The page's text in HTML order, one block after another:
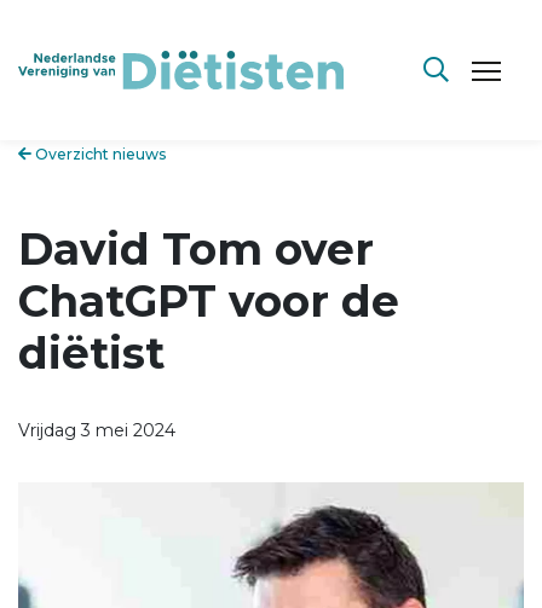
Overzicht nieuws
David Tom over
ChatGPT voor de
diëtist
Vrijdag 3 mei 2024